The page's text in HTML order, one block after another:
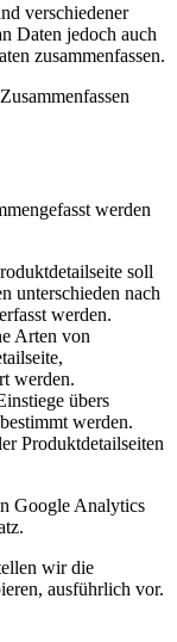
verschiedener
Daten jedoch auch
zusammenfassen.
werden
soll
unterschieden nach
werden.
Arten von
werden.
übers
werden.
Produktdetailseiten
Google Analytics
wir die
ausführlich vor.